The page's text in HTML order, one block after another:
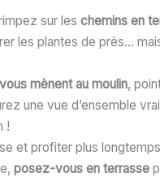
sur les chemins en
les plantes de près…
mènent au moulin,
une vue d’ensemble
!
et profiter plus
posez-vous en terrasse